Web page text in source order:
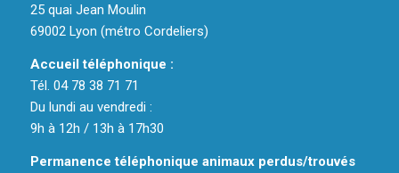
25 quai Jean Moulin
69002 Lyon (métro Cordeliers)
Accueil téléphonique :
Tél. 04 78 38 71 71
Du lundi au vendredi :
9h à 12h / 13h à 17h30
Permanence téléphonique animaux perdus/trouvés